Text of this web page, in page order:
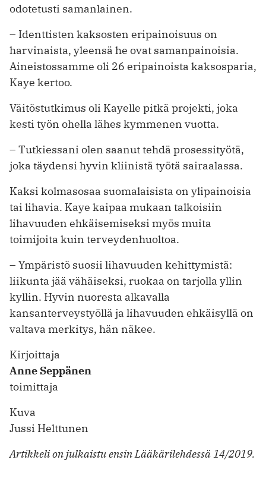
odotetusti samanlainen.
– Identtisten kaksosten eripainoisuus on
harvinaista, yleensä he ovat samanpainoisia.
Aineistossamme oli 26 eripainoista kaksosparia,
Kaye kertoo.
Väitöstutkimus oli Kayelle pitkä projekti, joka
kesti työn ohella lähes kymmenen vuotta.
– Tutkiessani olen saanut tehdä prosessityötä,
joka täydensi hyvin kliinistä työtä sairaalassa.
Kaksi kolmasosaa suomalaisista on ylipainoisia
tai lihavia. Kaye kaipaa mukaan talkoisiin
lihavuuden ehkäisemiseksi myös muita
toimijoita kuin terveydenhuoltoa.
– Ympäristö suosii lihavuuden kehittymistä:
liikunta jää vähäiseksi, ruokaa on tarjolla yllin
kyllin. Hyvin nuoresta alkavalla
kansanterveystyöllä ja lihavuuden ehkäisyllä on
valtava merkitys, hän näkee.
Kirjoittaja
Anne Seppänen
toimittaja
Kuva
Jussi Helttunen
Artikkeli on julkaistu ensin Lääkärilehdessä 14/2019.